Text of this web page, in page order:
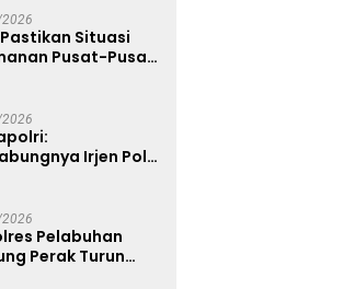
Situasi
Pusat-Pusat
Irjen Pol.
Pusat Studi
Pelabuhan
Perak Turun